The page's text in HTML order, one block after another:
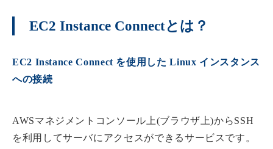
EC2 Instance Connectとは？
EC2 Instance Connect を使用した Linux インスタンス
への接続
AWSマネジメントコンソール上(ブラウザ上)からSSH
を利用してサーバにアクセスができるサービスです。